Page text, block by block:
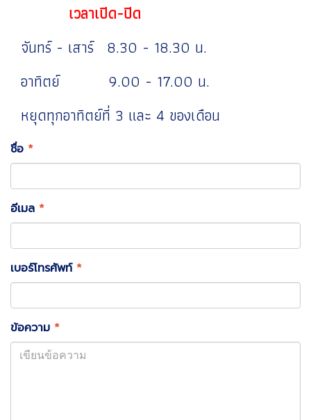
เวลาเปิด-ปิด
จันทร์ - เสาร์ 8.30 - 18.30 น.
อาทิตย์ 9.00 - 17.00 น.
หยุดทุกอาทิตย์ที่ 3 และ 4 ของเดือน
ชื่อ *
อีเมล *
เบอร์โทรศัพท์*
ข้อความ *